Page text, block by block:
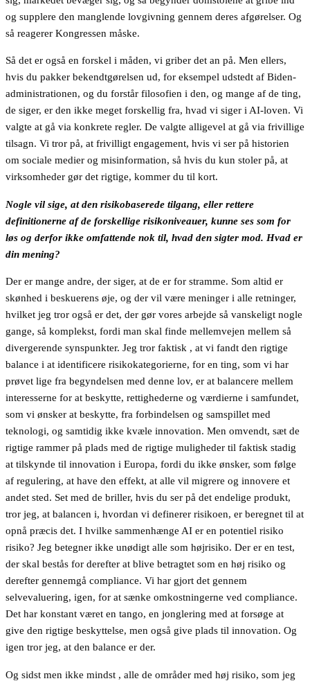
og supplere den manglende lovgivning gennem deres afgørelser. Og
så reagerer Kongressen måske.
Så det er også en forskel i måden, vi griber det an på. Men ellers,
hvis du pakker bekendtgørelsen ud, for eksempel udstedt af Biden-
administrationen, og du forstår filosofien i den, og mange af de ting,
de siger, er den ikke meget forskellig fra, hvad vi siger i AI-loven. Vi
valgte at gå via konkrete regler. De valgte alligevel at gå via frivillige
tilsagn. Vi tror på, at frivilligt engagement, hvis vi ser på historien
om sociale medier og misinformation, så hvis du kun stoler på, at
virksomheder gør det rigtige, kommer du til kort.
Nogle vil sige, at den risikobaserede tilgang, eller rettere
definitionerne af de forskellige risikoniveauer, kunne ses som for
løs og derfor ikke omfattende nok til, hvad den sigter mod. Hvad er
din mening?
Der er mange andre, der siger, at de er for stramme. Som altid er
skønhed i beskuerens øje, og der vil være meninger i alle retninger,
hvilket jeg tror også er det, der gør vores arbejde så vanskeligt nogle
gange, så komplekst, fordi man skal finde mellemvejen mellem så
divergerende synspunkter. Jeg tror faktisk , at vi fandt den rigtige
balance i at identificere risikokategorierne, for en ting, som vi har
prøvet lige fra begyndelsen med denne lov, er at balancere mellem
interesserne for at beskytte, rettighederne og værdierne i samfundet,
som vi ønsker at beskytte, fra forbindelsen og samspillet med
teknologi, og samtidig ikke kvæle innovation. Men omvendt, sæt de
rigtige rammer på plads med de rigtige muligheder til faktisk stadig
at tilskynde til innovation i Europa, fordi du ikke ønsker, som følge
af regulering, at have den effekt, at alle vil migrere og innovere et
andet sted. Set med de briller, hvis du ser på det endelige produkt,
tror jeg, at balancen i, hvordan vi definerer risikoen, er beregnet til at
opnå præcis det. I hvilke sammenhænge AI er en potentiel risiko
risiko? Jeg betegner ikke unødigt alle som højrisiko. Der er en test,
der skal bestås for derefter at blive betragtet som en høj risiko og
derefter gennemgå compliance. Vi har gjort det gennem
selvevaluering, igen, for at sænke omkostningerne ved compliance.
Det har konstant været en tango, en jonglering med at forsøge at
give den rigtige beskyttelse, men også give plads til innovation. Og
igen tror jeg, at den balance er der.
Og sidst men ikke mindst , alle de områder med høj risiko, som jeg